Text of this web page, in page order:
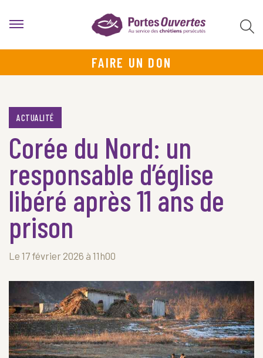
FAIRE UN DON
ACTUALITÉ
Corée du Nord: un
responsable d’église
libéré après 11 ans de
prison
Le 17 février 2026 à 11h00